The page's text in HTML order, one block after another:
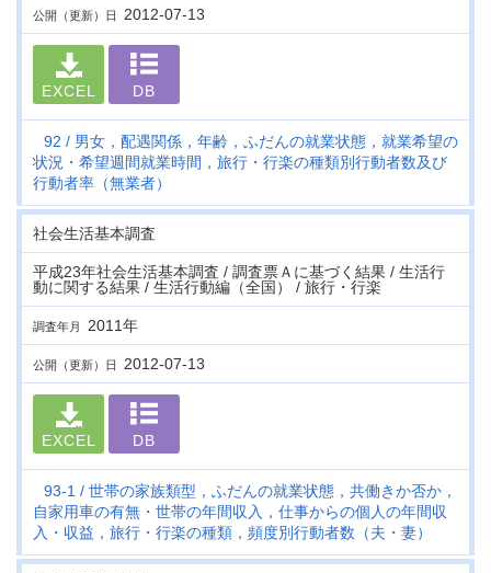
公開（更新）日 2012-07-13
EXCEL DB
92
男女，配遇関係，年齢，ふだんの就業状態，就業希望の
状況・希望週間就業時間，旅行・行楽の種類別行動者数及び
行動者率（無業者）
社会生活基本調査
平成23年社会生活基本調査 / 調査票Ａに基づく結果 / 生活行
動に関する結果 / 生活行動編（全国） / 旅行・行楽
調査年月 2011年
公開（更新）日 2012-07-13
EXCEL DB
93-1
世帯の家族類型，ふだんの就業状態，共働きか否か，
自家用車の有無・世帯の年間収入，仕事からの個人の年間収
入・収益，旅行・行楽の種類，頻度別行動者数（夫・妻）